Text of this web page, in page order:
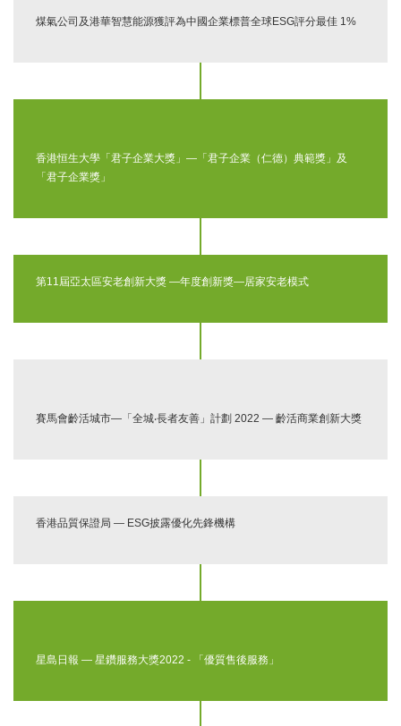
煤氣公司及港華智慧能源獲評為中國企業標普全球ESG評分最佳 1%
香港恒生大學「君子企業大獎」—「君子企業（仁德）典範獎」及
「君子企業獎」
第11屆亞太區安老創新大獎 —年度創新獎—居家安老模式
賽馬會齡活城市—「全城‧長者友善」計劃 2022 — 齡活商業創新大獎
香港品質保證局 — ESG披露優化先鋒機構
星島日報 — 星鑽服務大獎2022 - 「優質售後服務」